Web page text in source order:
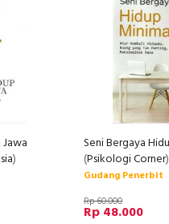
)
(Psikologi Corner)
Gudang Penerbit
Rp 60.000
Rp 48.000